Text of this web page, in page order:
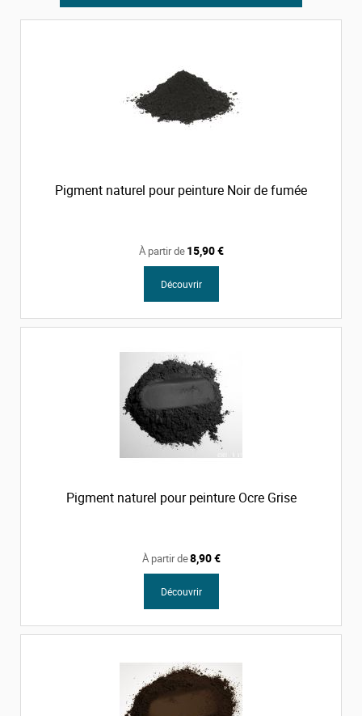
Pigment naturel pour peinture Noir de fumée
À partir de15,90 €
Découvrir
Pigment naturel pour peinture Ocre Grise
À partir de8,90 €
Découvrir